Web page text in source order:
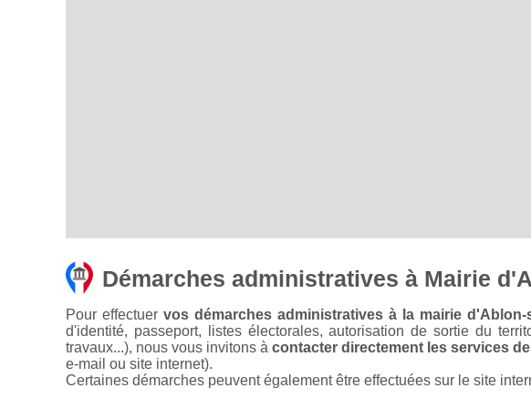
Démarches administratives à Mairie
Pour effectuer vos démarches administratives à la mairie d'Ablon-
d'identité, passeport, listes électorales, autorisation de sortie du
travaux...), nous vous invitons à contacter directement les services
e-mail ou site internet).
Certaines démarches peuvent également être effectuées sur le site